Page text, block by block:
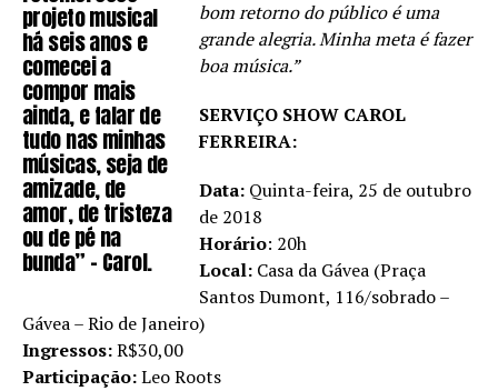
projeto musical
há seis anos e
comecei a
compor mais
ainda, e falar de
tudo nas minhas
músicas, seja de
amizade, de
amor, de tristeza
ou de pé na
bunda” – Carol.
bom retorno do público é uma
grande alegria. Minha meta é fazer
boa música.”
SERVIÇO SHOW CAROL
FERREIRA:
Data: Quinta-feira, 25 de outubro
de 2018
Horário: 20h
Local: Casa da Gávea (Praça
Santos Dumont, 116/sobrado –
Gávea – Rio de Janeiro)
Ingressos:R$30,00
Participação:Leo Roots